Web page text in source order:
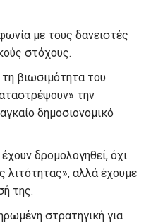
με τους δανειστές
στόχους.
τη βιωσιμότητα του
την
δημοσιονομικό
δρομολογηθεί, όχι
λιτότητας», αλλά έχουμε
της.
στρατηγική για